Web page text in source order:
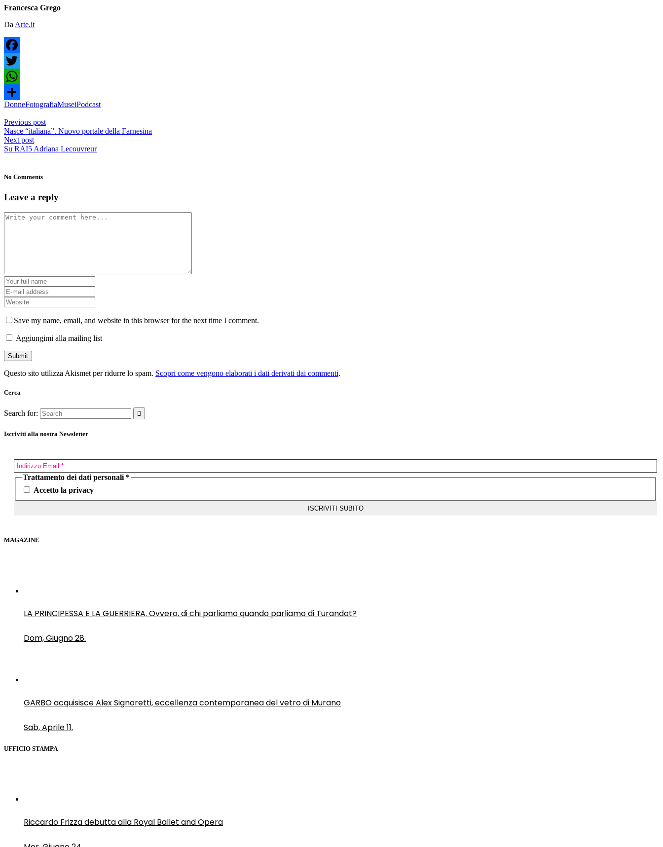
Francesca Grego
Da Arte.it
Facebook
Twitter
WhatsApp
Condividi
DonneFotografiaMuseiPodcast
Previous post
Nasce “italiana”. Nuovo portale della Farnesina
Next post
Su RAI5 Adriana Lecouvreur
No Comments
Leave a reply
Save my name, email, and website in this browser for the next time I comment.
Aggiungimi alla mailing list
Questo sito utilizza Akismet per ridurre lo spam. Scopri come vengono elaborati i dati derivati dai commenti.
Cerca
Search for:
Iscriviti alla nostra Newsletter
Trattamento dei dati personali *
Accetto la privacy
MAGAZINE
LA PRINCIPESSA E LA GUERRIERA. Ovvero, di chi parliamo quando parliamo di Turandot?
Dom, Giugno 28.
GARBO acquisisce Alex Signoretti, eccellenza contemporanea del vetro di Murano
Sab, Aprile 11.
UFFICIO STAMPA
Riccardo Frizza debutta alla Royal Ballet and Opera